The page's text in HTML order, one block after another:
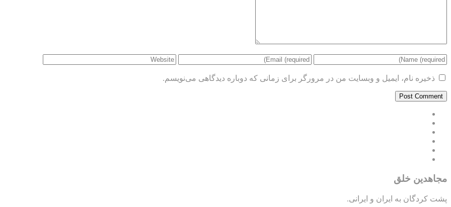
ذخیره نام، ایمیل و وبسایت من در مرورگر برای زمانی که دوباره دیدگاهی می‌نویسم.
مجاهدین خلق
پشت کردگان به ایران و ایرانی.